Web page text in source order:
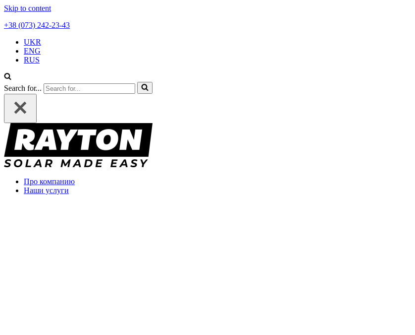
Skip to content
+38 (073) 242-23-43
UKR
ENG
RUS
Search for...
Про компанию
Наши услуги